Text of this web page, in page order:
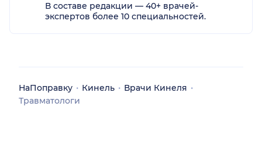
В составе редакции — 40+ врачей-
экспертов более 10 специальностей.
НаПоправку Кинель
Врачи Кинеля
Травматологи